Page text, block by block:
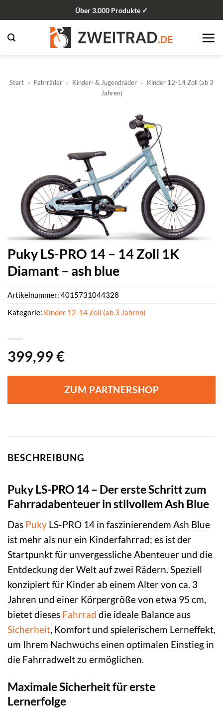
Inhalt
springen
Über 3.000 Produkte ✓
Start » Fahrräder » Kinder- & Jugendräder » Kinder 12-14 Zoll (ab 3
Jahren)
Puky LS-PRO 14 – 14 Zoll 1K
Diamant – ash blue
399,99 €
ZUM PARTNERSHOP
Artikelnummer: 4015731044328
Kategorie: Kinder 12-14 Zoll (ab 3 Jahren)
BESCHREIBUNG
Puky LS-PRO 14 – Der erste Schritt zum
Fahrradabenteuer in stilvollem Ash Blue
Das Puky LS-PRO 14 in faszinierendem Ash Blue
ist mehr als nur ein Kinderfahrrad; es ist der
Startpunkt für unvergessliche Abenteuer und die
Entdeckung der Welt auf zwei Rädern. Speziell
konzipiert für Kinder ab einem Alter von ca. 3
Jahren und einer Körpergröße von etwa 95 cm,
bietet dieses Fahrrad die ideale Balance aus
Sicherheit, Komfort und spielerischem Lerneffekt,
um Ihrem Nachwuchs einen optimalen Einstieg in
die Fahrradwelt zu ermöglichen.
Maximale Sicherheit für erste
Lernerfolge